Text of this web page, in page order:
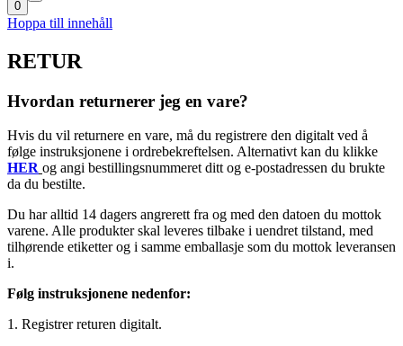
0
Hoppa till innehåll
RETUR
Hvordan returnerer jeg en vare?
Hvis du vil returnere en vare, må du registrere den digitalt ved å
følge instruksjonene i ordrebekreftelsen. Alternativt kan du klikke
HER og angi bestillingsnummeret ditt og e-postadressen du brukte
da du bestilte.
Du har alltid 14 dagers angrerett fra og med den datoen du mottok
varene. Alle produkter skal leveres tilbake i uendret tilstand, med
tilhørende etiketter og i samme emballasje som du mottok leveransen
i.
Følg instruksjonene nedenfor:
1. Registrer returen digitalt.